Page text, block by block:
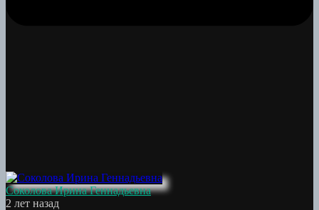
Соколова Ирина Геннадьевна
2 лет назад